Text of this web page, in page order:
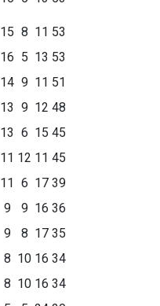
15 8 11 53
16 5 13 53
14 9 11 51
13 9 12 48
13 6 15 45
11 12 11 45
11 6 17 39
9 9 16 36
9 8 17 35
8 10 16 34
8 10 16 34